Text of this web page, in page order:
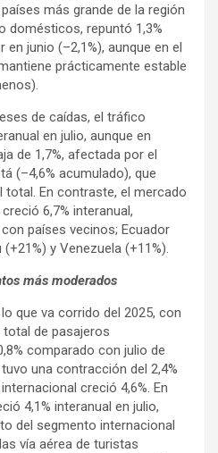
más grande de la región
domésticos, repuntó 1,3%
junio (–2,1%), aunque en el
prácticamente estable
de caídas, el tráfico
en julio, aunque en
de 1,7%, afectada por el
(–4,6% acumulado), que
total. En contraste, el mercado
6,7% interanual,
países vecinos; Ecuador
y Venezuela (+11%).
más moderados
que va corrido del 2025, con
de pasajeros
comparado con julio de
una contracción del 2,4%
creció 4,6%. En
4,1% interanual en julio,
del segmento internacional
vía aérea de turistas